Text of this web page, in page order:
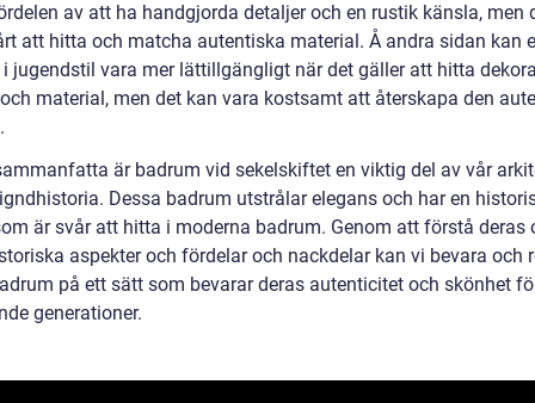
av att ha handgjorda detaljer och en rustik känsla, men
att hitta och matcha autentiska material. Å andra sidan kan
jugendstil vara mer lättillgängligt när det gäller att hitta
material, men det kan vara kostsamt att återskapa den
är badrum vid sekelskiftet en viktig del av vår
Dessa badrum utstrålar elegans och har en
är svår att hitta i moderna badrum. Genom att förstå deras
aspekter och fördelar och nackdelar kan vi bevara och
på ett sätt som bevarar deras autenticitet och skönhet
generationer.